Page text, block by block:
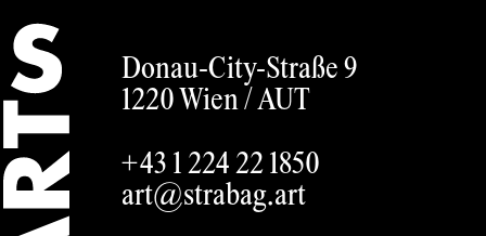
German
Donau-City-Straße 9
1220 Wien /AUT
+43 1 224 22 1850
art@strabag.art